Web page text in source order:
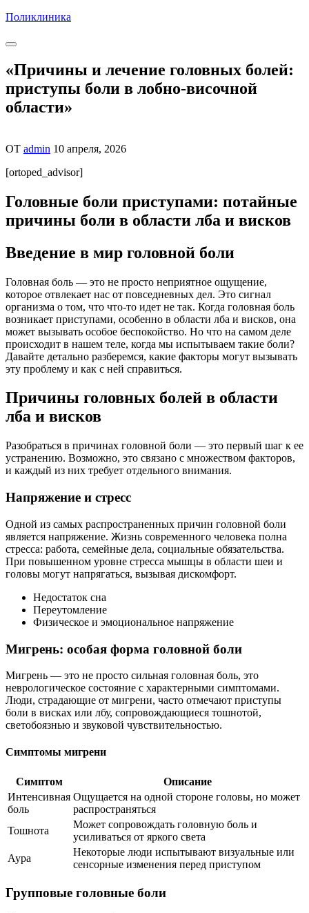
Перейти
содержимому
Поликлиника
«Причины и лечение головных болей:
приступы боли в лобно-височной
области»
ОТ admin 10 апреля, 2026
[ortoped_advisor]
Головные боли приступами: потайные
причины боли в области лба и висков
Введение в мир головной боли
Головная боль — это не просто неприятное ощущение,
которое отвлекает нас от повседневных дел. Это сигнал
организма о том, что что-то идет не так. Когда головная боль
возникает приступами, особенно в области лба и висков, она
может вызывать особое беспокойство. Но что на самом деле
происходит в нашем теле, когда мы испытываем такие боли?
Давайте детально разберемся, какие факторы могут вызывать
эту проблему и как с ней справиться.
Причины головных болей в области
лба и висков
Разобраться в причинах головной боли — это первый шаг к ее
устранению. Возможно, это связано с множеством факторов,
и каждый из них требует отдельного внимания.
Напряжение и стресс
Одной из самых распространенных причин головной боли
является напряжение. Жизнь современного человека полна
стресса: работа, семейные дела, социальные обязательства.
При повышенном уровне стресса мышцы в области шеи и
головы могут напрягаться, вызывая дискомфорт.
Недостаток сна
Переутомление
Физическое и эмоциональное напряжение
Мигрень: особая форма головной боли
Мигрень — это не просто сильная головная боль, это
неврологическое состояние с характерными симптомами.
Люди, страдающие от мигрени, часто отмечают приступы
боли в висках или лбу, сопровождающиеся тошнотой,
светобоязнью и звуковой чувствительностью.
Симптомы мигрени
Симптом
Описание
Интенсивная
боль
Ощущается на одной стороне головы, но может
распространяться
Тошнота
Может сопровождать головную боль и
усиливаться от яркого света
Аура
Некоторые люди испытывают визуальные или
сенсорные изменения перед приступом
Групповые головные боли